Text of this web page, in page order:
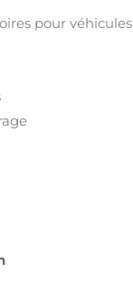
pour véhicules